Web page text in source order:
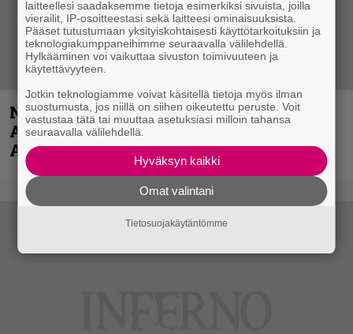
Näin lähtee Ghostin Tobias Forgelta
Accept – menossa mukana myös
Anthrax- ja Korn-miehistöä
laitteellesi saadaksemme tietoja esimerkiksi sivuista, joilla
vierailit, IP-osoitteestasi sekä laitteesi ominaisuuksista.
Pääset tutustumaan yksityiskohtaisesti käyttötarkoituksiin ja
teknologiakumppaneihimme seuraavalla välilehdellä.
Hylkääminen voi vaikuttaa sivuston toimivuuteen ja
käytettävyyteen.
Jotkin teknologiamme voivat käsitellä tietoja myös ilman
suostumusta, jos niillä on siihen oikeutettu peruste. Voit
vastustaa tätä tai muuttaa asetuksiasi milloin tahansa
seuraavalla välilehdellä.
Hyväksyn kaikki
Omat valintani
Tietosuojakäytäntömme